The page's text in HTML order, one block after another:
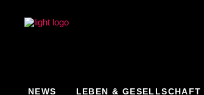
NEWS LEBEN & GESELLSCHAFT